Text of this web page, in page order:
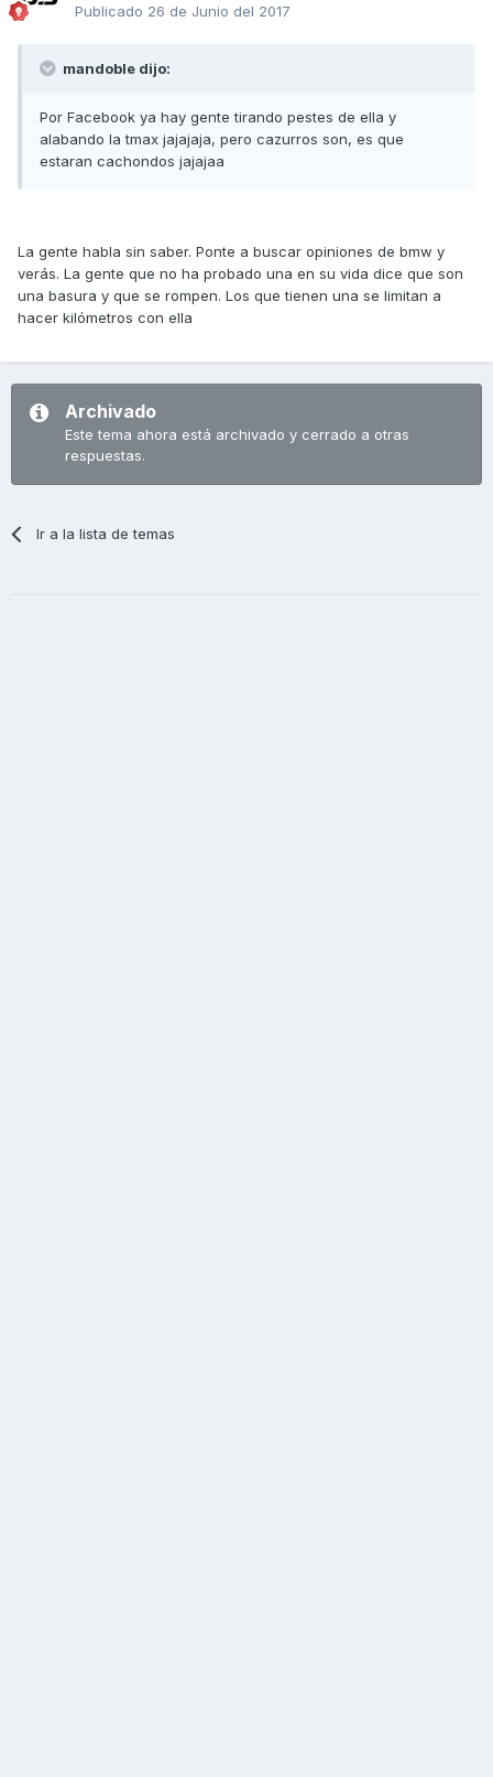
Publicado 26 de Junio del 2017
mandoble dijo:
Por Facebook ya hay gente tirando pestes de ella y
alabando la tmax jajajaja, pero cazurros son, es que
estaran cachondos jajajaa
La gente habla sin saber. Ponte a buscar opiniones de bmw y
verás. La gente que no ha probado una en su vida dice que son
una basura y que se rompen. Los que tienen una se limitan a
hacer kilómetros con ella
Archivado
Este tema ahora está archivado y cerrado a otras
respuestas.
Ir a la lista de temas